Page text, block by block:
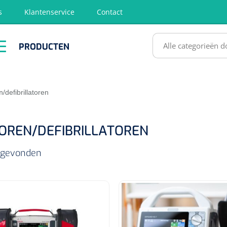
Klantenservice Contact
PRODUCTEN
defibrillatoren
DEFIBRILLATOREN